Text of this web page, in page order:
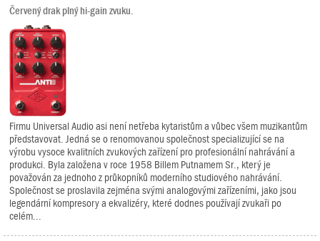
Červený drak plný hi-gain zvuku.
Firmu Universal Audio asi není netřeba kytaristům a vůbec všem muzikantům
představovat. Jedná se o renomovanou společnost specializující se na
výrobu vysoce kvalitních zvukových zařízení pro profesionální nahrávání a
produkci. Byla založena v roce 1958 Billem Putnamem Sr., který je
považován za jednoho z průkopníků moderního studiového nahrávání.
Společnost se proslavila zejména svými analogovými zařízeními, jako jsou
legendární kompresory a ekvalizéry, které dodnes používají zvukaři po
celém...